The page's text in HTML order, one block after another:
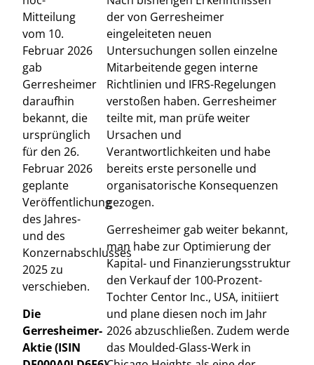
Mitteilung
vom 10.
Februar 2026
gab
Gerresheimer
daraufhin
bekannt, die
ursprünglich
für den 26.
Februar 2026
geplante
Veröffentlichung
des Jahres-
und des
Konzernabschlusses
2025 zu
verschieben.
Die
Gerresheimer-
Aktie (ISIN
der von Gerresheimer
eingeleiteten neuen
Untersuchungen sollen einzelne
Mitarbeitende gegen interne
Richtlinien und IFRS-Regelungen
verstoßen haben. Gerresheimer
teilte mit, man prüfe weiter
Ursachen und
Verantwortlichkeiten und habe
bereits erste personelle und
organisatorische Konsequenzen
gezogen.
Gerresheimer gab weiter bekannt,
man habe zur Optimierung der
Kapital- und Finanzierungsstruktur
den Verkauf der 100-Prozent-
Tochter Centor Inc., USA, initiiert
und plane diesen noch im Jahr
2026 abzuschließen. Zudem werde
das Moulded-Glass-Werk in